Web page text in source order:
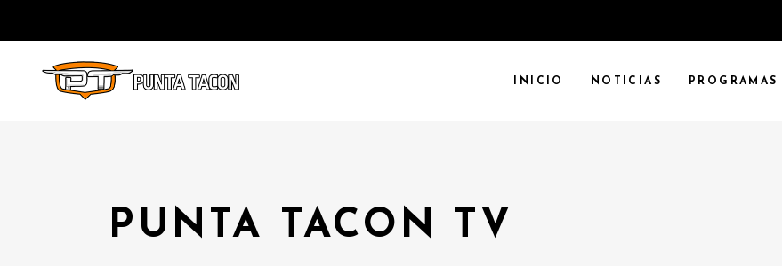
INICIO NOTICIAS PROGRAMAS
PUNTA TACON TV